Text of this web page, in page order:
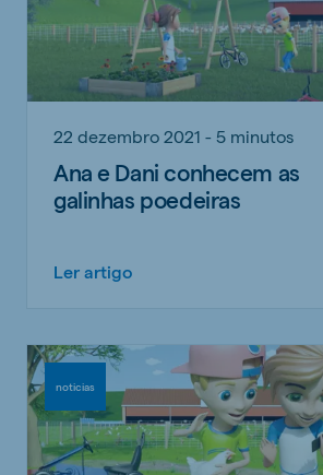
22 dezembro 2021 - 5 minutos
Ana e Dani conhecem as
galinhas poedeiras
Ler artigo
noticias